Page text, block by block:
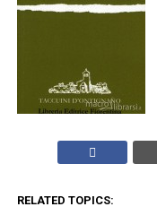
RELATED TOPICS: